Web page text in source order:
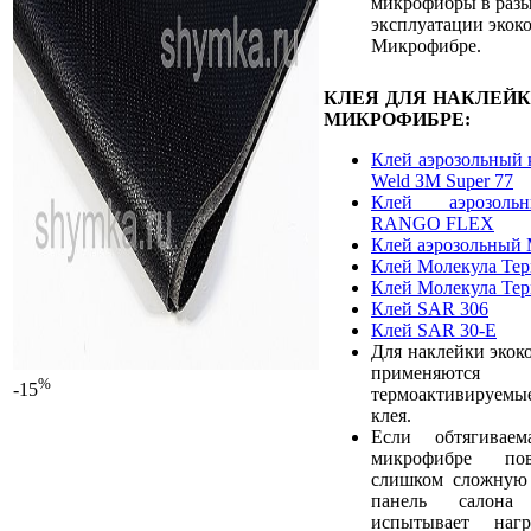
-15%
эксплуатации
Микрофибре.
КЛЕЯ ДЛЯ
МИКРОФИБРЕ:
Клей аэрозольный
Weld ЗМ Super 77
Клей
RANGO FLEX
Клей аэрозольный
Клей Молекула
Клей Молекула
Клей SAR 306
Клей SAR 30-E
Для наклейки
клея.
Если
микрофибре
слишком
панель
испытывает